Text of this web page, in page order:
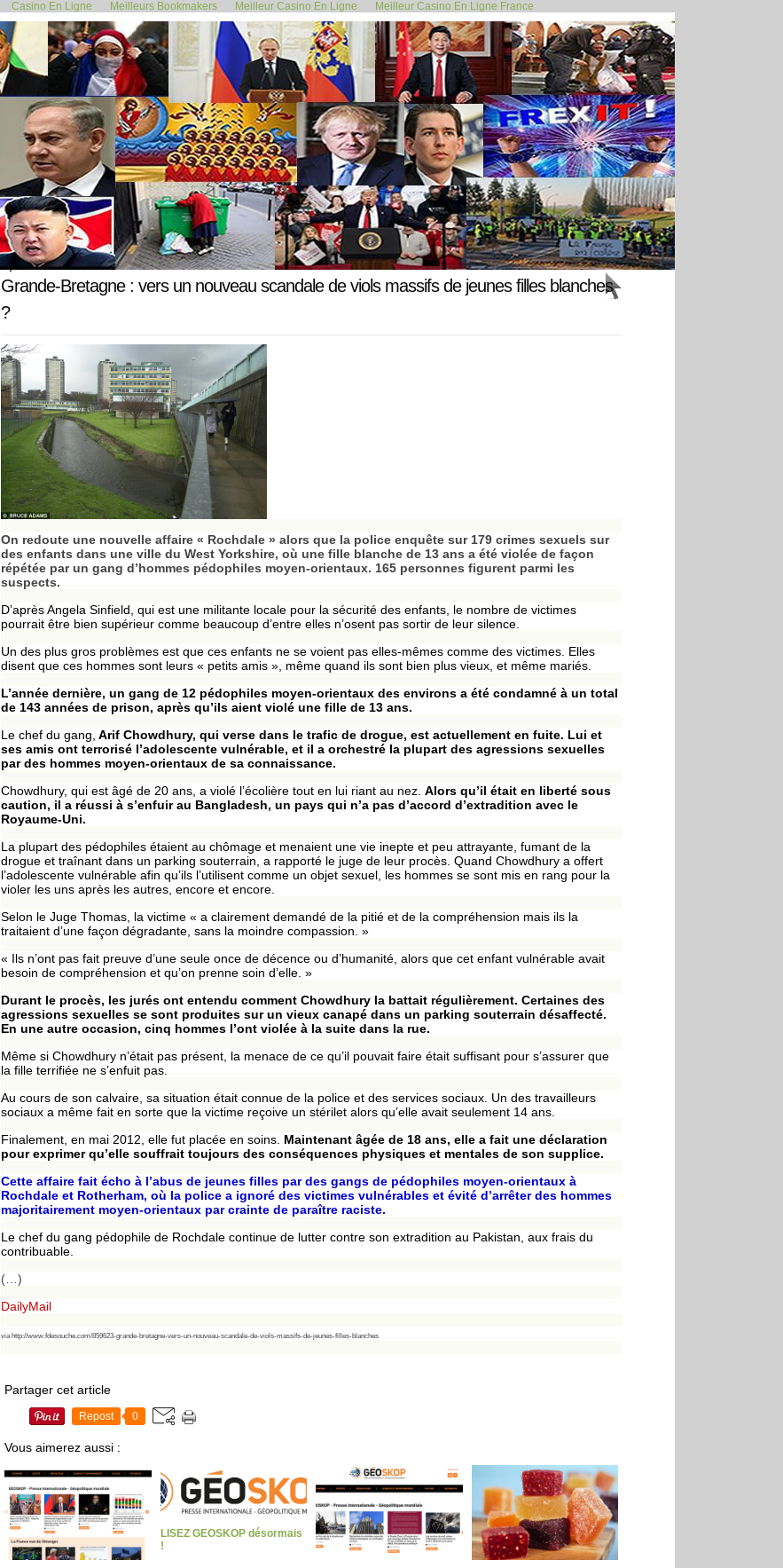
Casino En Ligne Meilleurs Bookmakers Meilleur Casino En Ligne Meilleur Casino En Ligne France
<< Fonds vert pour le climat...Attentat de Londres : l’Iran... >>
4 juin 2017
Grande-Bretagne : vers un nouveau scandale de viols massifs de jeunes filles blanches
?
On redoute une nouvelle affaire « Rochdale » alors que la police enquête sur 179 crimes sexuels sur
des enfants dans une ville du West Yorkshire, où une fille blanche de 13 ans a été violée de façon
répétée par un gang d’hommes pédophiles moyen-orientaux. 165 personnes figurent parmi les
suspects.
D’après Angela Sinfield, qui est une militante locale pour la sécurité des enfants, le nombre de victimes
pourrait être bien supérieur comme beaucoup d’entre elles n’osent pas sortir de leur silence.
Un des plus gros problèmes est que ces enfants ne se voient pas elles-mêmes comme des victimes. Elles
disent que ces hommes sont leurs « petits amis », même quand ils sont bien plus vieux, et même mariés.
L’année dernière, un gang de 12 pédophiles moyen-orientaux des environs a été condamné à un total
de 143 années de prison, après qu’ils aient violé une fille de 13 ans.
Le chef du gang, Arif Chowdhury, qui verse dans le trafic de drogue, est actuellement en fuite. Lui et
ses amis ont terrorisé l’adolescente vulnérable, et il a orchestré la plupart des agressions sexuelles
par des hommes moyen-orientaux de sa connaissance.
Chowdhury, qui est âgé de 20 ans, a violé l’écolière tout en lui riant au nez. Alors qu’il était en liberté sous
caution, il a réussi à s’enfuir au Bangladesh, un pays qui n’a pas d’accord d’extradition avec le
Royaume-Uni.
La plupart des pédophiles étaient au chômage et menaient une vie inepte et peu attrayante, fumant de la
drogue et traînant dans un parking souterrain, a rapporté le juge de leur procès. Quand Chowdhury a offert
l’adolescente vulnérable afin qu’ils l’utilisent comme un objet sexuel, les hommes se sont mis en rang pour la
violer les uns après les autres, encore et encore.
Selon le Juge Thomas, la victime « a clairement demandé de la pitié et de la compréhension mais ils la
traitaient d’une façon dégradante, sans la moindre compassion. »
« Ils n’ont pas fait preuve d’une seule once de décence ou d’humanité, alors que cet enfant vulnérable avait
besoin de compréhension et qu’on prenne soin d’elle. »
Durant le procès, les jurés ont entendu comment Chowdhury la battait régulièrement. Certaines des
agressions sexuelles se sont produites sur un vieux canapé dans un parking souterrain désaffecté.
En une autre occasion, cinq hommes l’ont violée à la suite dans la rue.
Même si Chowdhury n’était pas présent, la menace de ce qu’il pouvait faire était suffisant pour s’assurer que
la fille terrifiée ne s’enfuit pas.
Au cours de son calvaire, sa situation était connue de la police et des services sociaux. Un des travailleurs
sociaux a même fait en sorte que la victime reçoive un stérilet alors qu’elle avait seulement 14 ans.
Finalement, en mai 2012, elle fut placée en soins. Maintenant âgée de 18 ans, elle a fait une déclaration
pour exprimer qu’elle souffrait toujours des conséquences physiques et mentales de son supplice.
Cette affaire fait écho à l’abus de jeunes filles par des gangs de pédophiles moyen-orientaux à
Rochdale et Rotherham, où la police a ignoré des victimes vulnérables et évité d’arrêter des hommes
majoritairement moyen-orientaux par crainte de paraître raciste.
Le chef du gang pédophile de Rochdale continue de lutter contre son extradition au Pakistan, aux frais du
contribuable.
(…)
DailyMail
via http://www.fdesouche.com/859623-grande-bretagne-vers-un-nouveau-scandale-de-viols-massifs-de-jeunes-filles-blanches
Partager cet article
Repost 0
Vous aimerez aussi :
LISEZ GEOSKOP désormais
!